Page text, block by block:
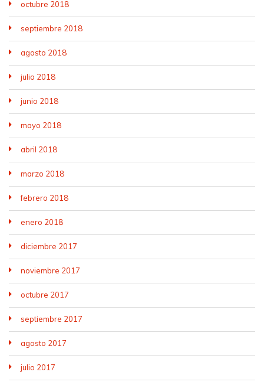
octubre 2018
septiembre 2018
agosto 2018
julio 2018
junio 2018
mayo 2018
abril 2018
marzo 2018
febrero 2018
enero 2018
diciembre 2017
noviembre 2017
octubre 2017
septiembre 2017
agosto 2017
julio 2017